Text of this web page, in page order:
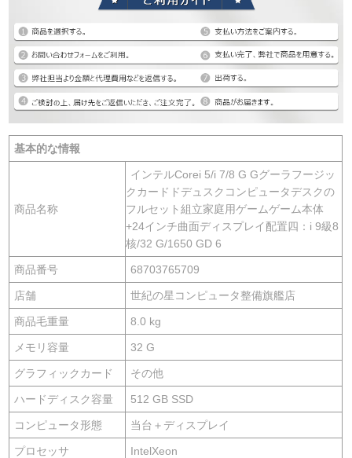
基本的な情報
商品名称
インテルCorei 5/i 7/8 G Gグーラフージッ
クカードドデュスクコンピュータデスクの
フルセット組立家庭用ゲームゲーム本体
+24インチ曲面ディスプレイ配置四：i 9級8
核/32 G/1650 GD 6
商品番号 68703765709
店舗 世紀の星コンピュータ整備旗艦店
商品毛重量 8.0 kg
メモリ容量 32 G
グラフィックカード その他
ハードディスク容量 512 GB SSD
コンピュータ形態 当台＋ディスプレイ
プロセッサ IntelXeon